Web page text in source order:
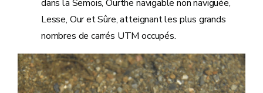
dans la Semois, Ourthe navigable non naviguée,
Lesse, Our et Sûre, atteignant les plus grands
nombres de carrés UTM occupés.